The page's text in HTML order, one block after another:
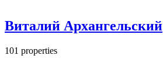
Виталий Архангельский
101 properties